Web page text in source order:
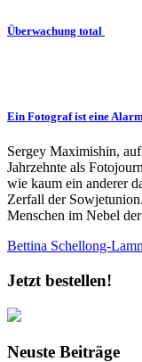
Überwachung total
Ein Fotograf ist eine
Sergey Maximishin,
Jahrzehnte als
wie kaum ein anderer
Zerfall der
Menschen im Nebel
Bettina Schellong-
Jetzt bestellen!
Neuste Beiträge